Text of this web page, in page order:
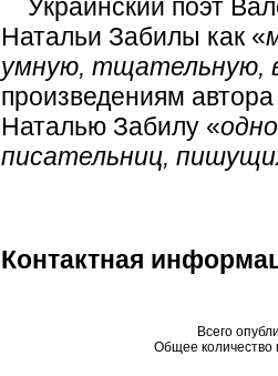
Украинский поэт
Натальи Забилы как «
умную, тщательную,
произведениям
Наталью Забилу «
писательниц,
Контактная
Всего
Общее количество